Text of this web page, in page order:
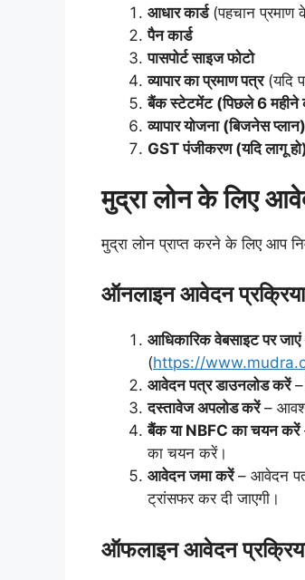
आधार कार्ड(पहचान प्रमाण
पैन कार्ड
पासपोर्ट साइज फोटो
व्यापार का प्रमाण पत्र(यदि
बैंक स्टेटमेंट (पिछले 6 महीने
व्यापार योजना (बिजनेस प्लान)
GST पंजीकरण (यदि लागू
मुद्रा लोन के लिए
मुद्रा लोन प्राप्त करने के लिए आप
ऑनलाइन आवेदन
आधिकारिक वेबसाइट पर जाएं
(https://
आवेदन पत्र डाउनलोड करें–
दस्तावेज अपलोड करें–
बैंक या NBFC का चयन करें
का चयन करें।
आवेदन जमा करें– आवेदन
ट्रांसफर कर दी जाएगी।
ऑफलाइन आवेदन